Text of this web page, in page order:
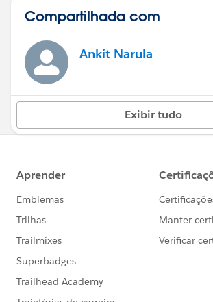
Compartilhada com
Ankit Narula
Exibir tudo